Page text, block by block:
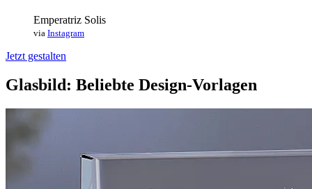
Emperatriz Solis
via Instagram
Jetzt gestalten
Glasbild: Beliebte Design-Vorlagen